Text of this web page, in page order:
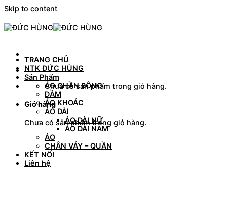
Skip to content
Chưa có sản phẩm trong giỏ hàng.
Giỏ hàng
Chưa có sản phẩm trong giỏ hàng.
TRANG CHỦ
NTK ĐỨC HÙNG
Sản Phẩm
ÁO CHẦN BÔNG
ĐẦM
ÁO KHOÁC
ÁO DÀI
ÁO DÀI NỮ
ÁO DÀI NAM
ÁO
CHÂN VÁY – QUẦN
KẾT NỐI
Liên hệ